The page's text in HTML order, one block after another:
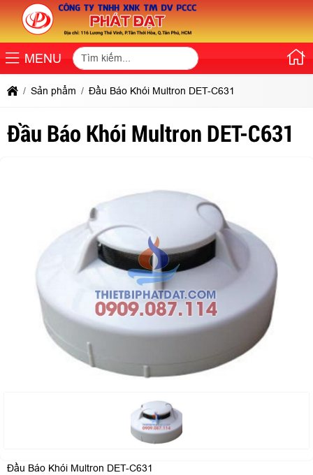
MENU
Sản phẩm Đầu Báo Khói Multron DET-C631
Đầu Báo Khói Multron DET-C631
Đầu Báo Khói Multron DET-C631